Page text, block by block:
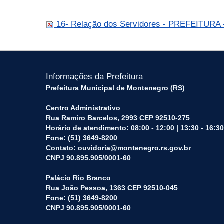
16- Relação dos Servidores - PREFEITURA
Informações da Prefeitura
Prefeitura Municipal de Montenegro (RS)
Centro Administrativo
Rua Ramiro Barcelos, 2993 CEP 92510-275
Horário de atendimento: 08:00 - 12:00 | 13:30 - 16:30
Fone: (51) 3649-8200
Contato: ouvidoria@montenegro.rs.gov.br
CNPJ 90.895.905/0001-60
Palácio Rio Branco
Rua João Pessoa, 1363 CEP 92510-045
Fone: (51) 3649-8200
CNPJ 90.895.905/0001-60